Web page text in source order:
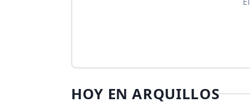
HOY EN ARQUILLOS